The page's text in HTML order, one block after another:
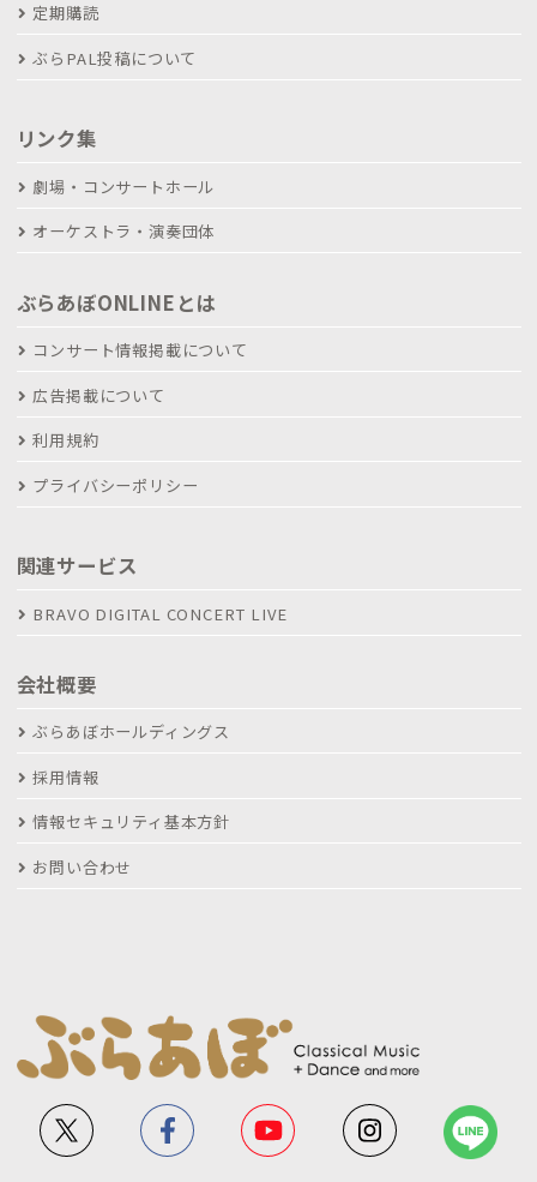
定期購読
ぶらPAL投稿について
リンク集
劇場・コンサートホール
オーケストラ・演奏団体
ぶらあぼONLINEとは
コンサート情報掲載について
広告掲載について
利用規約
プライバシーポリシー
関連サービス
BRAVO DIGITAL CONCERT LIVE
会社概要
ぶらあぼホールディングス
採用情報
情報セキュリティ基本方針
お問い合わせ